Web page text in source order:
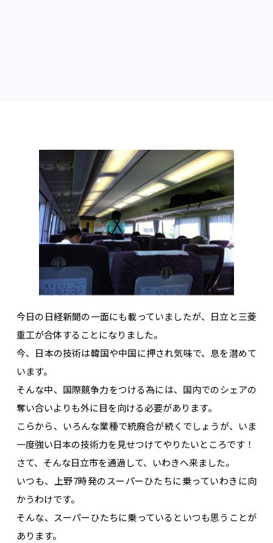
今日の日経新聞の一面にも載っていましたが、日立と三菱
重工が合体することになりました。
今、日本の技術は韓国や中国に押され気味で、息を潜めて
います。
そんな中、国際競争力をつける為には、国内でのシェアの
奪い合いよりも外に目を向ける必要があります。
こらから、いろんな業種で統廃合が続くでしょうが、いま
一度強い日本の技術力を見せつけてやりたいところです！
さて、そんな日立市を通過して、いわきへ来ました。
いつも、上野7時発のスーパーひたちに乗っていわきに向
かうわけです。
そんな、スーパーひたちに乗っているといつも思うことが
あります。